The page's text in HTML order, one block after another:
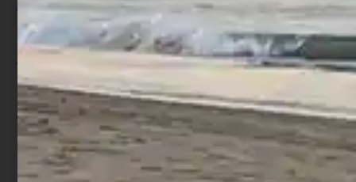
Per ogni acquisto accumuli ulteriori
punti;
Utilizza i punti per ricevere uno
sconto;
I punti sono indicati nella pagina
prodotto;